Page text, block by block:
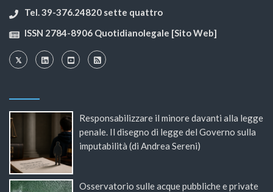
Tel. 39-376.24820 sette quattro
ISSN 2784-8906 Quotidianolegale [Sito Web]
Responsabilizzare il minore davanti alla legge
penale. Il disegno di legge del Governo sulla
imputabilità (di Andrea Sereni)
Osservatorio sulle acque pubbliche e private